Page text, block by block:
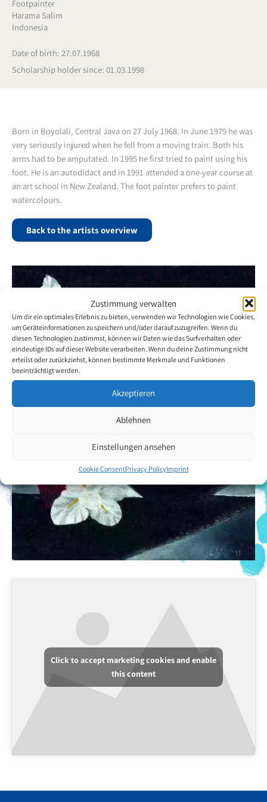
Zustimmung verwalten
Um dir ein optimales Erlebnis zu bieten, verwenden wir Technologien wie Cookies,
um Geräteinformationen zu speichern und/oder darauf zuzugreifen. Wenn du
diesen Technologien zustimmst, können wir Daten wie das Surfverhalten oder
eindeutige IDs auf dieser Website verarbeiten. Wenn du deine Zustimmung nicht
erteilst oder zurückziehst, können bestimmte Merkmale und Funktionen
beeinträchtigt werden.
Akzeptieren
Ablehnen
Einstellungen ansehen
Cookie ConsentPrivacy PolicyImprint
Footpainter
Harama Salim
Indonesia
Date of birth: 27.07.1968
Scholarship holder since: 01.03.1998
Born in Boyolali, Central Java on 27 July 1968. In June 1979 he was
very seriously injured when he fell from a moving train. Both his
arms had to be amputated. In 1995 he first tried to paint using his
foot. He is an autodidact and in 1991 attended a one-year course at
an art school in New Zealand. The foot painter prefers to paint
watercolours.
Back to the artists overview
Click to accept marketing cookies and enable
this content